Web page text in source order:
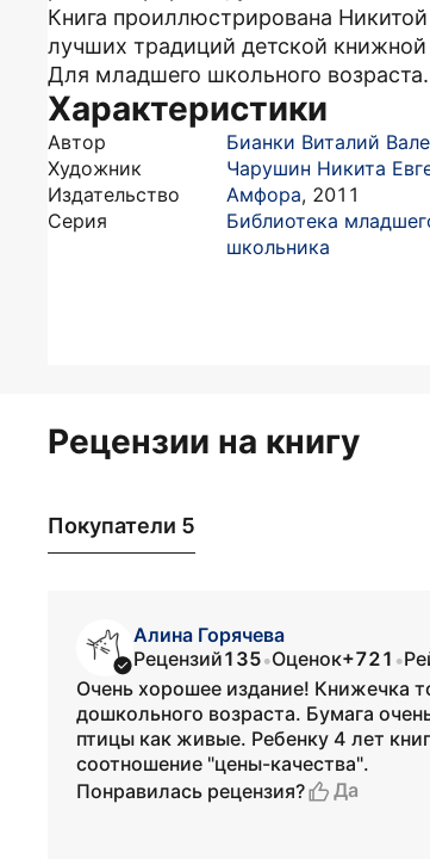
Книга проиллюстрирована
лучших традиций детской книжной
Для младшего школьного возраста.
Характеристики
Автор
Бианки Виталий
Художник
Чарушин Никита
Издательство
Амфора, 2011
Серия
Библиотека
школьника
Рецензии на книгу
Покупатели 5
Алина Горячева
Рецензий135•Оценок+721 •
Очень хорошее издание! Книжечка
дошкольного возраста. Бумага
птицы как живые. Ребенку 4 лет
соотношение "цены-качества".
Понравилась рецензия?
Да